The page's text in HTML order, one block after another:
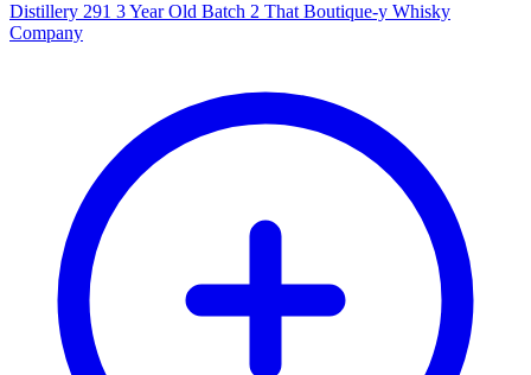
Distillery 291 3 Year Old Batch 2 That Boutique-y Whisky
Company